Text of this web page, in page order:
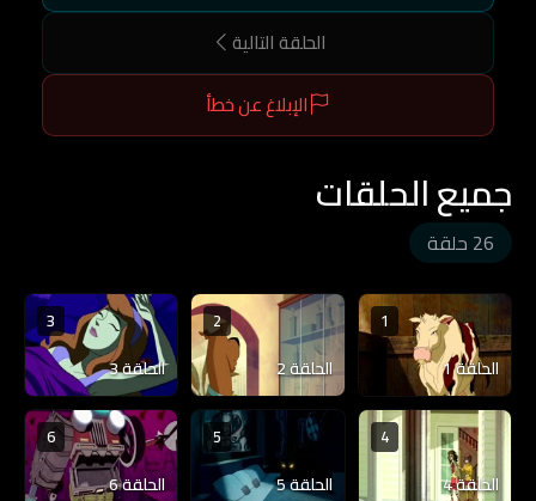
الحلقة التالية
الإبلاغ عن خطأ
جميع الحلقات
26 حلقة
1
الحلقة 1
2
الحلقة 2
3
الحلقة 3
4
الحلقة 4
5
الحلقة 5
6
الحلقة 6